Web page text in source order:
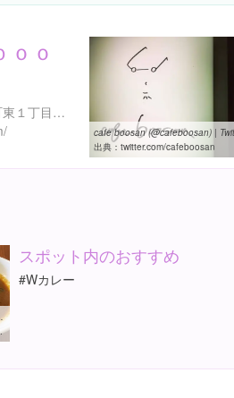
ｏｏ
徳島県徳島市寺島本町東１丁目１１-２
cafe boosan (@cafeboosan) |
出典： twitter.com/cafeboosan
& Photos ...
スポット内のおすすめ
#Wカレー